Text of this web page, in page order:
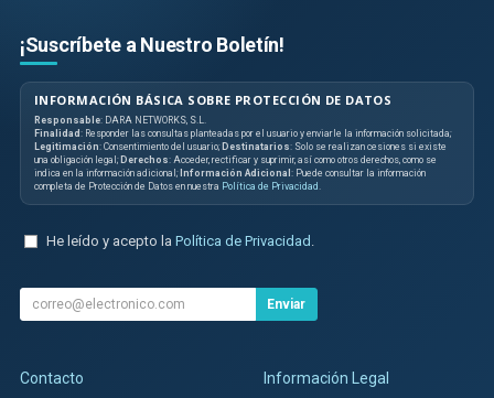
¡Suscríbete a Nuestro Boletín!
INFORMACIÓN BÁSICA SOBRE PROTECCIÓN DE DATOS
Responsable: DARA NETWORKS, S.L.
Finalidad : Responder las consultas planteadas por el usuario y enviarle la información solicitada;
Legitimación: Consentimiento del usuario; Destinatarios: Solo se realizan cesiones si existe
una obligación legal; Derechos: Acceder, rectificar y suprimir, así como otros derechos, como se
indica en la información adicional; Información Adicional : Puede consultar la información
completa de Protección de Datos en nuestra Política de Privacidad
He leído y acepto la Política de Privacidad
Enviar
Contacto
Información Legal